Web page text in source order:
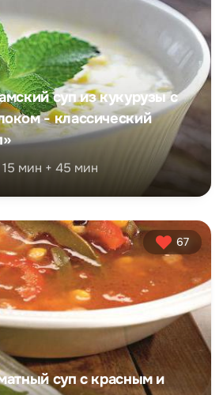
суп из кукурузы с
- классический
15 мин + 45 мин
67
суп с красным и